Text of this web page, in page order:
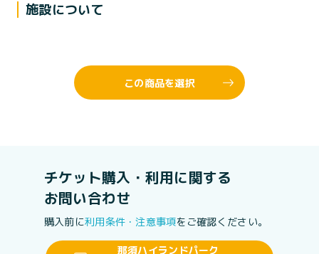
施設について
この商品を選択
チケット購入・利用に関する
お問い合わせ
購入前に利用条件・注意事項をご確認ください。
那須ハイランドパーク